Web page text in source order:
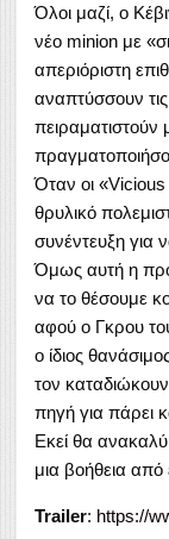
Όλοι μαζί, ο
νέο minion με
απεριόριστη
αναπτύσσουν
Όταν οι
θρυλικό
συνέντευξη για
Όμως αυτή η
να το θέσουμε
αφού ο Γκρου
ο ίδιος
τον
πηγή για πάρει
Εκεί θα
μια βοήθεια από
Trailer: https://